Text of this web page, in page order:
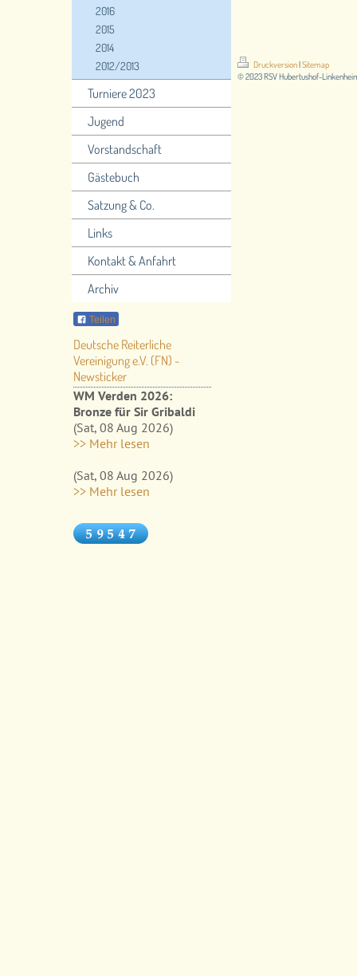
2016
2015
2014
2012/2013
Turniere 2023
Jugend
Vorstandschaft
Gästebuch
Satzung & Co.
Links
Kontakt & Anfahrt
Archiv
Teilen
Deutsche Reiterliche
Vereinigung e.V. (FN) -
Newsticker
WM Verden 2026:
Bronze für Sir Gribaldi
(Sat, 08 Aug 2026)
>> Mehr lesen
(Sat, 08 Aug 2026)
>> Mehr lesen
Druckversion|Sitemap
© 2023 RSV Hubertushof-